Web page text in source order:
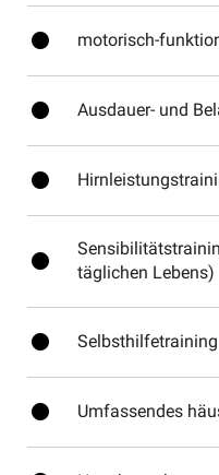
Karriere
Kontakt
fiber_manual_record motorisch-
fiber_manual_record Ausdauer- und
fiber_manual_record
fiber_manual_record
täglichen Lebens)
fiber_manual_record Selbsthilfetraining
fiber_manual_record Umfassendes